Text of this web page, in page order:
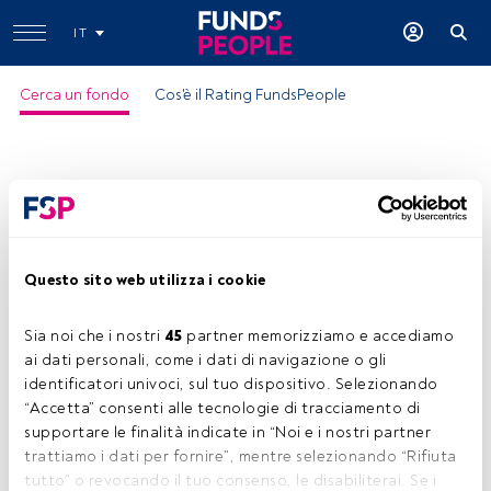
Questo sito web utilizza i cookie
Sia noi che i nostri 45 partner memorizziamo e accediamo
ai dati personali, come i dati di navigazione o gli
identificatori univoci, sul tuo dispositivo. Selezionando
“Accetta” consenti alle tecnologie di tracciamento di
supportare le finalità indicate in “Noi e i nostri partner
trattiamo i dati per fornire”, mentre selezionando “Rifiuta
tutto” o revocando il tuo consenso, le disabiliterai. Se i
IT
Cerca un fondo Cos'è il Rating FundsPeople